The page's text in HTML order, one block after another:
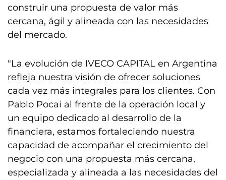
construir una propuesta de valor más
cercana, ágil y alineada con las necesidades
del mercado.
"La evolución de IVECO CAPITAL en Argentina
refleja nuestra visión de ofrecer soluciones
cada vez más integrales para los clientes. Con
Pablo Pocai al frente de la operación local y
un equipo dedicado al desarrollo de la
financiera, estamos fortaleciendo nuestra
capacidad de acompañar el crecimiento del
negocio con una propuesta más cercana,
especializada y alineada a las necesidades del